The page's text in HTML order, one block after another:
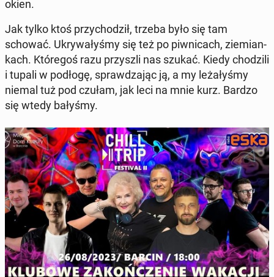
okien.
Jak tylko ktoś przy­cho­dził, trzeba było się tam
schować. Ukry­wa­ły­śmy się też po piw­ni­cach, zie­mian­
kach. Któ­re­goś razu przy­szli nas szukać. Kiedy cho­dzi­li
i tupali w podłogę, spraw­dza­jąc ją, a my le­ża­ły­śmy
niemal tuż pod czułam, jak leci na mnie kurz. Bardzo
się wtedy bałyśmy.